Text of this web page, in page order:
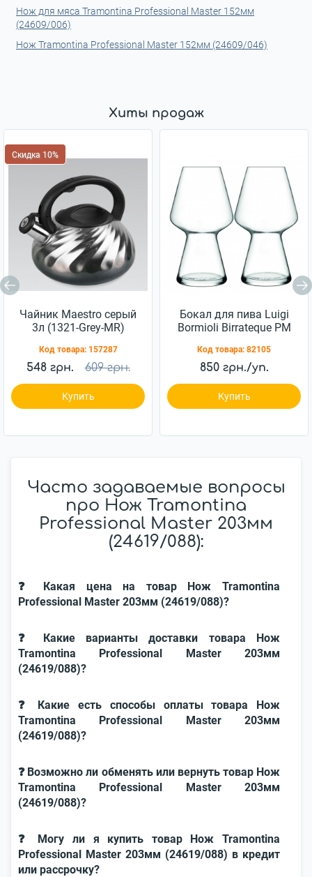
Нож для мяса Tramontina Professional Master 152мм
(24609/006)
Нож Tramontina Professional Master 152мм (24609/046)
Хиты продаж
Скидка 10%
Чайник Maestro серый
3л (1321-Grey-MR)
Код товара: 157287
548 грн. 609 грн.
Купить
Бокал для пива Luigi
Bormioli Birrateque PM
(11828/02)
Код товара: 82105
850 грн./уп.
Купить
Часто задаваемые вопросы
про Нож Tramontina
Professional Master 203мм
(24619/088):
❓ Какая цена на товар Нож Tramontina
Professional Master 203мм (24619/088)?
❓ Какие варианты доставки товара Нож
Tramontina Professional Master 203мм
(24619/088)?
❓ Какие есть способы оплаты товара Нож
Tramontina Professional Master 203мм
(24619/088)?
❓ Возможно ли обменять или вернуть товар Нож
Tramontina Professional Master 203мм
(24619/088)?
❓ Могу ли я купить товар Нож Tramontina
Professional Master 203мм (24619/088) в кредит
или рассрочку?